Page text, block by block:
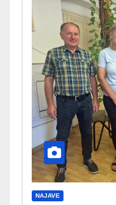
NAJAVE